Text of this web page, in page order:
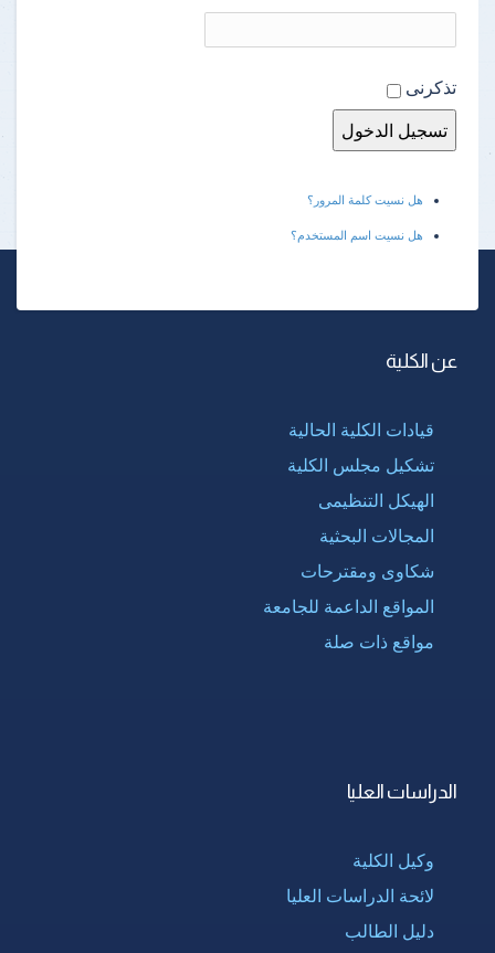
تذكرنى
هل نسيت كلمة المرور؟
هل نسيت اسم المستخدم؟
عن الكلية
قيادات الكلية الحالية
تشكيل مجلس الكلية
الهيكل التنظيمى
المجالات البحثية
شكاوى ومقترحات
المواقع الداعمة للجامعة
مواقع ذات صلة
الدراسات العليا
وكيل الكلية
لائحة الدراسات العليا
دليل الطالب